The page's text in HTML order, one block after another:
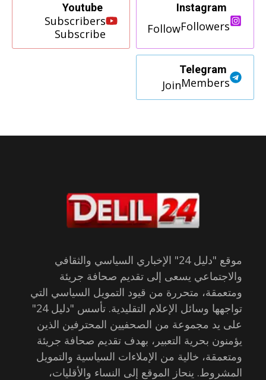
Instagram
Followers
Follow
Youtube
Subscribers
Subscribe
Telegram
Members
Join
موقع "دليل 24" الإخباري السياسي والثقافي
والاجتماعي يسعى إلى تقديم صحافة جريئة
ومتعمقة، متحررة من قيود التمويل السياسي التي
تواجهها وسائل الإعلام التقليدية. تأسس "دليل 24"
على يد مجموعة من الصحفيين المحترفين الذين
يؤمنون بحرية التعبير، بهدف تقديم صحافة جريئة
ومتعمقة، خالية من الإملاءات السياسية والتمويل
المشروط. ينحاز الموقع إلى النساء والأقليات،